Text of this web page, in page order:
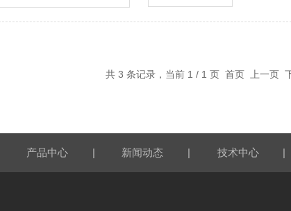
共 3 条记录，当前 1 / 1 页 首页 上一页
产品中心 | 新闻动态 | 技术中心 |